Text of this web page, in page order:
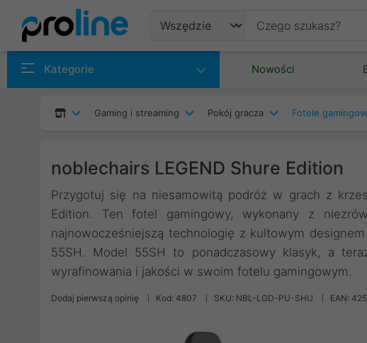
Kategorie Nowości
Gaming i streaming Pokój gracza Fotele
noblechairs LEGEND Shure Edition
Przygotuj się na niesamowitą podróż w grach z
Edition. Ten fotel gamingowy, wykonany z
najnowocześniejszą technologię z kultowym
55SH. Model 55SH to ponadczasowy klasyk, a
wyrafinowania i jakości w swoim fotelu gamingowym.
Dodaj pierwszą opinię Kod: 4807 SKU: NBL-LGD-PU-SHU EAN: